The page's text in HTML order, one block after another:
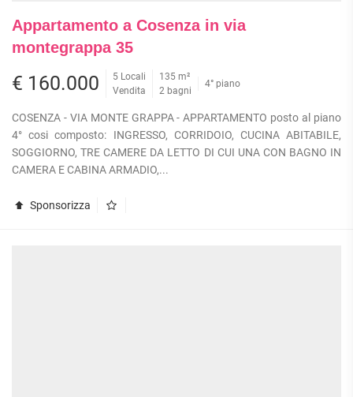
Appartamento a Cosenza in via
montegrappa 35
€ 160.000
5 Locali
Vendita
135 m²
2 bagni
4° piano
COSENZA - VIA MONTE GRAPPA - APPARTAMENTO posto al piano
4° cosi composto: INGRESSO, CORRIDOIO, CUCINA ABITABILE,
SOGGIORNO, TRE CAMERE DA LETTO DI CUI UNA CON BAGNO IN
CAMERA E CABINA ARMADIO,...
Sponsorizza